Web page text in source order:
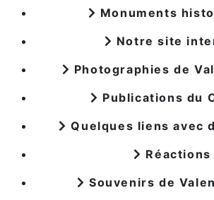
Monuments
Notre site
Photographies de
Publications du
Quelques liens avec
Réactions
Souvenirs de